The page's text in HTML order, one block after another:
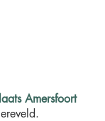
Amersfoort